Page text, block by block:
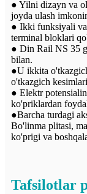
● Yilni dizayn va
joyda ulash
● Ikki funksiyali
terminal bloklari
● Din Rail NS 35
bilan.
●U ikkita
o'tkazgich
● Elektr
ko'priklardan
●Barcha turdagi
Bo'linma plitasi,
ko'prigi va
Tafsilotlar